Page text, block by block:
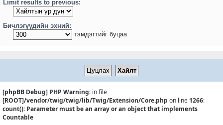
Limit results to previous:
Бичлэгүүдийн эхний:
тэмдэгтийг буцаа
[phpBB Debug] PHP Warning: in file
[ROOT]/vendor/twig/twig/lib/Twig/Extension/Core.php on line 1266:
count(): Parameter must be an array or an object that implements
Countable